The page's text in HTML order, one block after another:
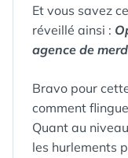
Et vous savez
réveillé ainsi :
agence de
Bravo pour
comment
Quant au
les hurlements